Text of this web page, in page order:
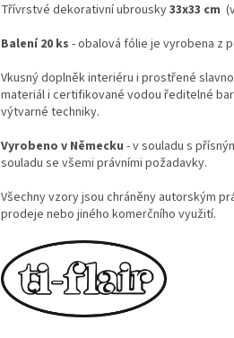
Třívrstvé dekorativní ubrousky33x33 cm
Balení 20 ks - obalová fólie je vyrobena z
Vkusný doplněk interiéru i prostřené
materiál i certifikované vodou ředitelné
výtvarné techniky.
Vyrobeno v Německu - v souladu s
souladu se všemi právními požadavky.
Všechny vzory jsou chráněny autorským
prodeje nebo jiného komerčního využití.